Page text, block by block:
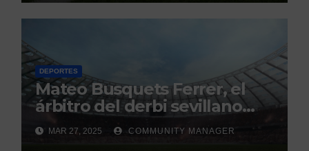
DEPORTES
Mateo Busquets Ferrer, el
árbitro del derbi sevillano
con un historial que genera
debate
MAR 27, 2025 COMMUNITY MANAGER